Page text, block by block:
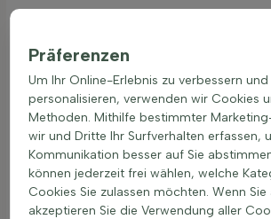
Grünfarbene Steingartenpflanzen sind in
Grüntönen wie limettengrün, moosgrün
erhältlich. Diese Pflanzen sind nicht nur
praktisch, da sie wenig Pflege benötigen.
Steingartenpflanzen kaufen möchte, findet
Auswahl an frischgrünen Alpenpflanzen,
eine besondere Note verleihen.
Kombination mit Blühstauden &
Präferenzen
Um Ihr Online-Erlebnis zu verbessern und
personalisieren, verwenden wir Cookies
Methoden. Mithilfe bestimmter
wir und Dritte Ihr Surfverhalten erfassen,
Kommunikation besser auf Sie
können jederzeit frei wählen, welche
Cookies Sie zulassen möchten. Wenn Sie
akzeptieren Sie die Verwendung aller